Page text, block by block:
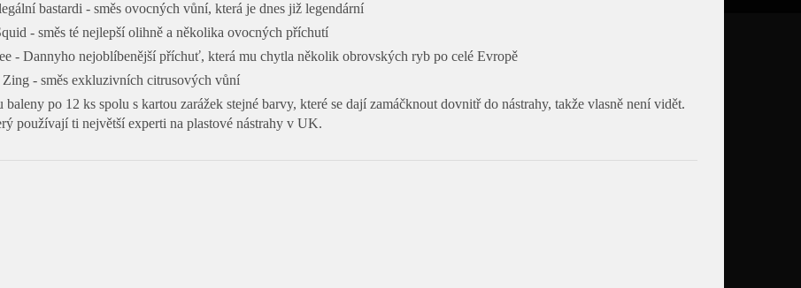
bastardi - směs ovocných vůní, která je dnes již legendární
- směs té nejlepší olihně a několika ovocných příchutí
- Dannyho nejoblíbenější příchuť, která mu chytla několik obrovských ryb po celé Evropě
Zing - směs exkluzivních citrusových vůní
baleny po 12 ks spolu s kartou zarážek stejné barvy, které se dají zamáčknout dovnitř do nástrahy, takže vlasně není vidět.
používají ti největší experti na plastové nástrahy v UK.